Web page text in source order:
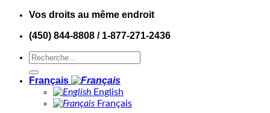
Skip
content
Vos droits au même endroit
(450) 844-8808 / 1-877-271-2436
Français
English
Français